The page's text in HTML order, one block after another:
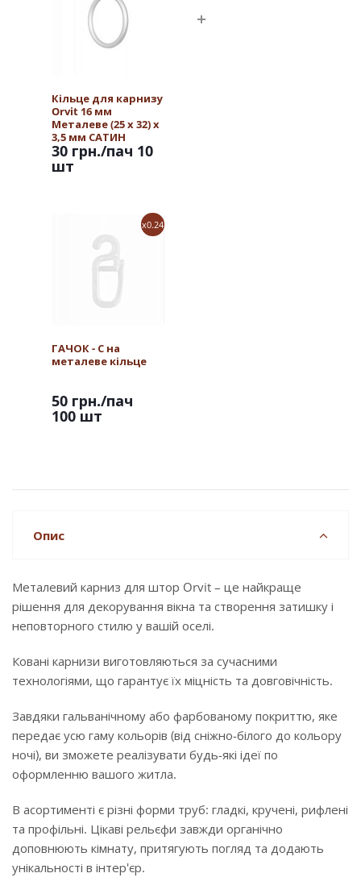
Кільце для карнизу
Orvit 16 мм
Металеве (25 х 32) х
3,5 мм САТИН
30 грн./пач 10
шт
x0.24
ГАЧОК - С на
металеве кільце
50 грн./пач
100 шт
Опис
Металевий карниз для штор Orvit – це найкраще
рішення для декорування вікна та створення затишку і
неповторного стилю у вашій оселі.
Ковані карнизи виготовляються за сучасними
технологіями, що гарантує їх міцність та довговічність.
Завдяки гальванічному або фарбованому покриттю, яке
передає усю гаму кольорів (від сніжно-білого до кольору
ночі), ви зможете реалізувати будь-які ідеї по
оформленню вашого житла.
В асортименті є різні форми труб: гладкі, кручені, рифлені
та профільні. Цікаві рельєфи завжди органічно
доповнюють кімнату, притягують погляд та додають
унікальності в інтер'єр.